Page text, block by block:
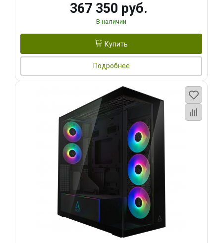
367 350 руб.
В наличии
Купить
Подробнее